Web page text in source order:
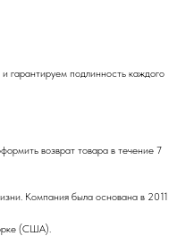
гарантируем подлинность каждого
возврат товара в течение 7
Компания была основана в 2011
(США).